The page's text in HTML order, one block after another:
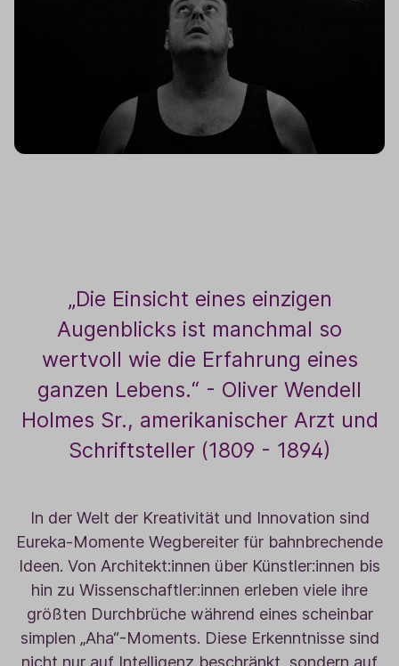
„Die Einsicht eines einzigen
Augenblicks ist manchmal so
wertvoll wie die Erfahrung eines
ganzen Lebens.“ - Oliver Wendell
Holmes Sr., amerikanischer Arzt und
Schriftsteller (1809 - 1894)
In der Welt der Kreativität und Innovation sind
Eureka-Momente Wegbereiter für bahnbrechende
Ideen. Von Architekt:innen über Künstler:innen bis
hin zu Wissenschaftler:innen erleben viele ihre
größten Durchbrüche während eines scheinbar
simplen „Aha“-Moments. Diese Erkenntnisse sind
nicht nur auf Intelligenz beschränkt, sondern auf